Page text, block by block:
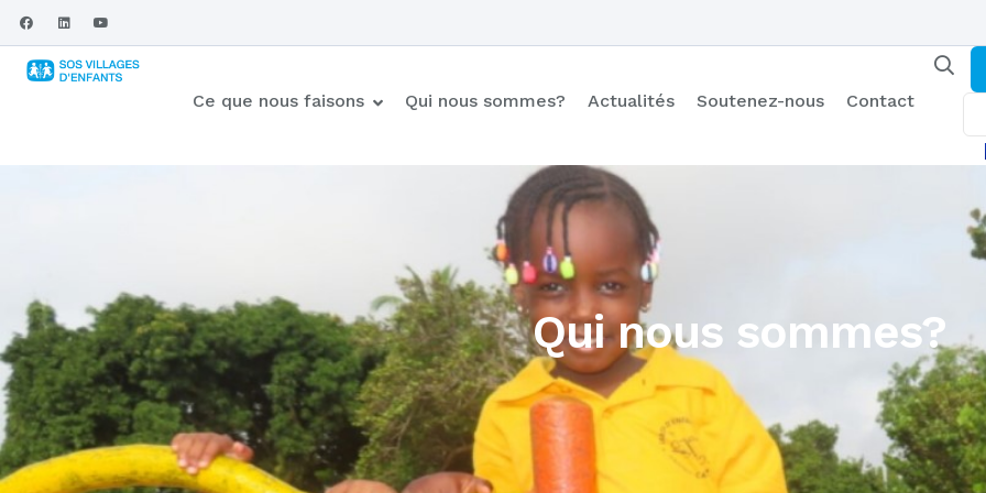
Ce que nous faisons Qui nous sommes? Actualités Soutenez-nous Contact
Qui nous sommes?